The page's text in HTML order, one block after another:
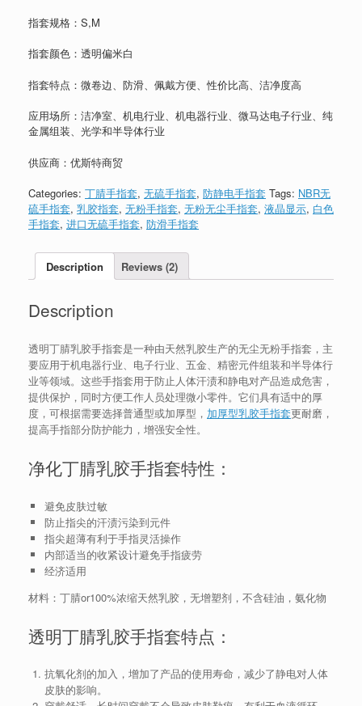
指套规格：S,M
指套颜色：透明偏米白
指套特点：微卷边、防滑、佩戴方便、性价比高、洁净度高
应用场所：洁净室、机电行业、机电器行业、微马达电子行业、纯
金属组装、光学和半导体行业
供应商：优斯特商贸
Categories: 丁腈手指套, 无硫手指套, 防静电手指套 Tags: NBR无
硫手指套, 乳胶指套, 无粉手指套, 无粉无尘手指套, 液晶显示, 白色
手指套, 进口无硫手指套, 防滑手指套
Description Reviews (2)
Description
透明丁腈乳胶手指套是一种由天然乳胶生产的无尘无粉手指套，主
要应用于机电器行业、电子行业、五金、精密元件组装和半导体行
业等领域。这些手指套用于防止人体汗渍和静电对产品造成危害，
提供保护，同时方便工作人员处理微小零件。它们具有适中的厚
度，可根据需要选择普通型或加厚型， 加厚型乳胶手指套更耐磨，
提高手指部分防护能力，增强安全性。
净化丁腈乳胶手指套特性：
避免皮肤过敏
防止指尖的汗渍污染到元件
指尖超薄有利于手指灵活操作
内部适当的收紧设计避免手指疲劳
经济适用
材料：丁腈or100%浓缩天然乳胶，无增塑剂，不含硅油，氨化物
透明丁腈乳胶手指套特点：
抗氧化剂的加入，增加了产品的使用寿命，减少了静电对人体
皮肤的影响。